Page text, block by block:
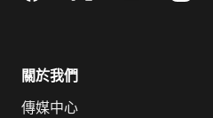
關於我們
傳媒中心